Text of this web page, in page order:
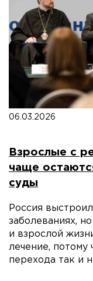
06.03.2026
Взрослые с
чаще
суды
Россия
заболеваниях,
и взрослой
лечение, потому
перехода так и